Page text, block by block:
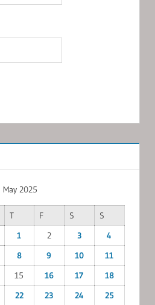
May 2025
T F S
S
1
2 3
4
8 9 10
11
15 16 17
18
22 23 24
25